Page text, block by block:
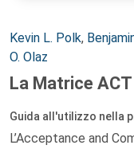
Autori:
Kevin L. Polk,
O. Olaz
La Matrice ACT
Guida all'utilizzo nella
L’Acceptance and